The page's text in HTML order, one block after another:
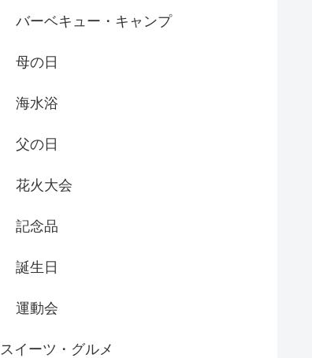
バーベキュー・キャンプ
母の日
海水浴
父の日
花火大会
記念品
誕生日
運動会
スイーツ・グルメ